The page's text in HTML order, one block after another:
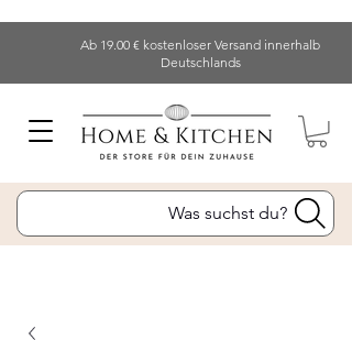
Ab 19.00 € kostenloser Versand innerhalb
Deutschlands
Was suchst du?